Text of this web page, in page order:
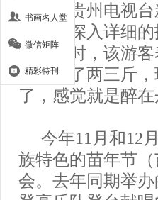
视台、贵州电视
给予了深入详细
位游客时，该游
口气喝了两三斤
了，感觉就是醉
今年11月和12
族特色的苗年节
会。去年同期举
书画名人堂
微信矩阵
精彩特刊